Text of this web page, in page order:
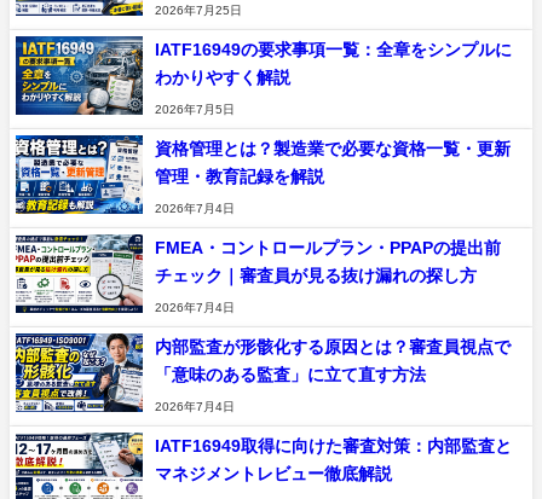
2026年7月25日
IATF16949の要求事項一覧：全章をシンプルに
わかりやすく解説
2026年7月5日
資格管理とは？製造業で必要な資格一覧・更新
管理・教育記録を解説
2026年7月4日
FMEA・コントロールプラン・PPAPの提出前
チェック｜審査員が見る抜け漏れの探し方
2026年7月4日
内部監査が形骸化する原因とは？審査員視点で
「意味のある監査」に立て直す方法
2026年7月4日
IATF16949取得に向けた審査対策：内部監査と
マネジメントレビュー徹底解説